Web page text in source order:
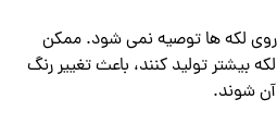
روی لکه ها توصیه نمی شود. ممکن
تولید کنند، باعث تغییر رنگ
شوند.